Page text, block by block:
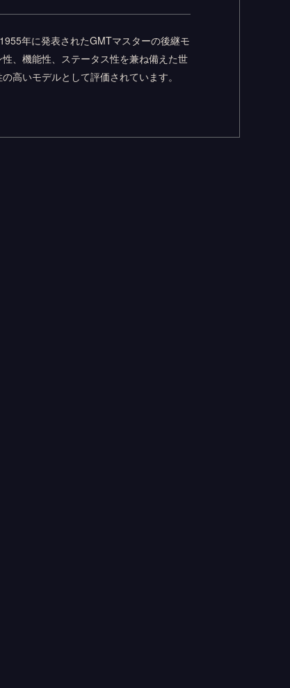
年に発表されたGMTマスターの後継モ
、機能性、ステータス性を兼ね備えた世
高いモデルとして評価されています。